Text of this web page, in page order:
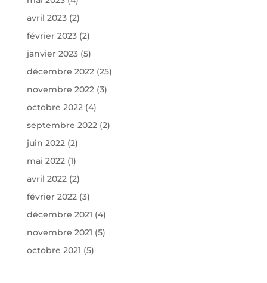
avril 2023(2)
février 2023(2)
janvier 2023(5)
décembre 2022 (25)
novembre 2022 (3)
octobre 2022 (4)
septembre 2022 (2)
juin 2022 (2)
mai 2022 (1)
avril 2022 (2)
février 2022 (3)
décembre 2021 (4)
novembre 2021 (5)
octobre 2021 (5)